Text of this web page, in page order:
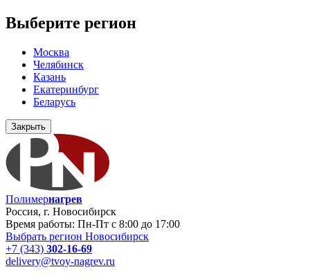
Выберите регион
Москва
Челябинск
Казань
Екатеринбург
Беларусь
Закрыть
Полимернагрев
Россия, г. Новосибирск
Время работы: Пн-Пт с 8:00 до 17:00
Выбрать регион Новосибирск
+7 (343) 302-16-69
delivery@tvoy-nagrev.ru